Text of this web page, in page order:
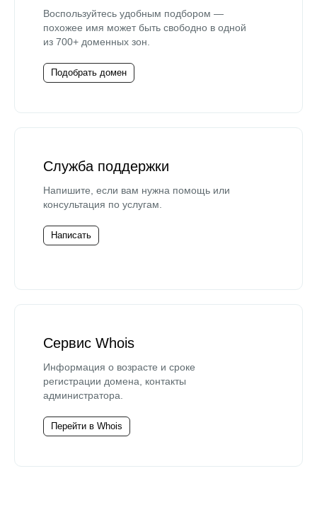
Воспользуйтесь удобным подбором —
похожее имя может быть свободно в одной
из 700+ доменных зон.
Подобрать домен
Служба поддержки
Напишите, если вам нужна помощь или
консультация по услугам.
Написать
Сервис Whois
Информация о возрасте и сроке
регистрации домена, контакты
администратора.
Перейти в Whois